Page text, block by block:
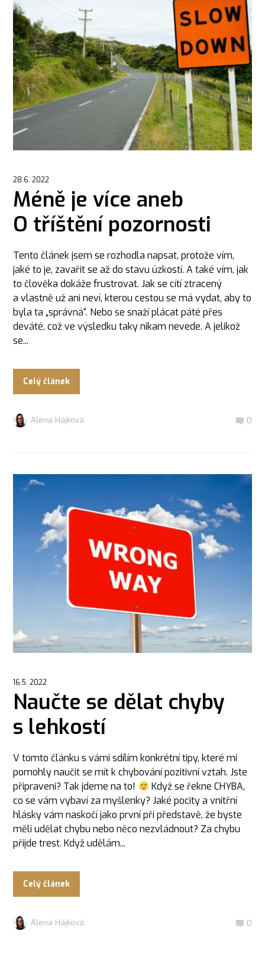
28.6. 2022
Méně je více aneb
O tříštění pozornosti
Tento článek jsem se rozhodla napsat, protože vím,
jaké to je, zavařit se až do stavu úzkostí. A také vím, jak
to člověka dokáže frustrovat. Jak se cítí ztracený
a vlastně už ani neví, kterou cestou se má vydat, aby to
byla ta „správná“. Nebo se snaží plácat páté přes
deváté, což ve výsledku taky nikam nevede. A jelikož
se...
Celý článek
Alena Hájková 0
16.5. 2022
Naučte se dělat chyby
s lehkostí
V tomto článku s vámi sdílím konkrétní tipy, které mi
pomohly naučit se mít k chybování pozitivní vztah. Jste
připraveni? Tak jdeme na to!
Když se řekne CHYBA,
co se vám vybaví za myšlenky? Jaké pocity a vnitřní
hlásky vám naskočí jako první při představě, že byste
měli udělat chybu nebo něco nezvládnout? Za chybu
přijde trest. Když udělám...
Celý článek
Alena Hájková 0